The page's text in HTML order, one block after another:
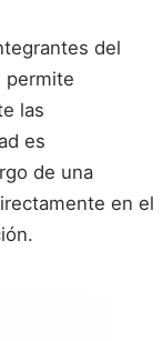
del
permite
las
es
de una
en el